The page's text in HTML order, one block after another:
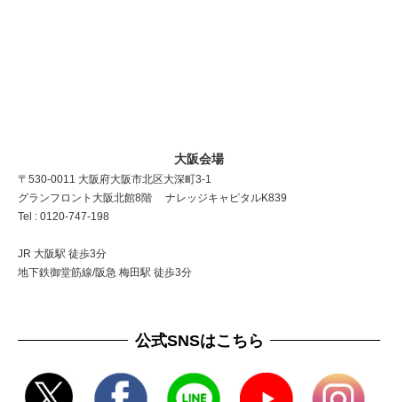
大阪会場
〒530-0011 大阪府大阪市北区大深町3-1
グランフロント大阪北館8階 ナレッジキャピタルK839
Tel : 0120-747-198
JR 大阪駅 徒歩3分
地下鉄御堂筋線/阪急 梅田駅 徒歩3分
公式SNSはこちら